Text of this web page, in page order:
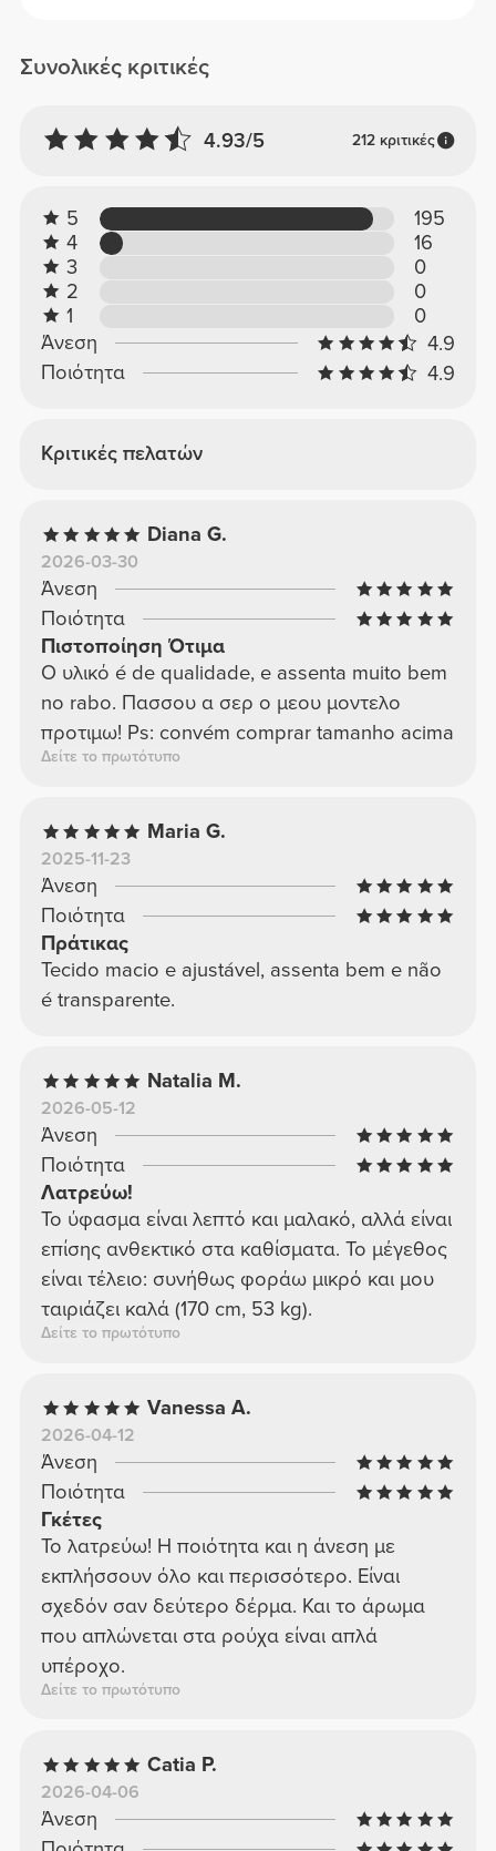
Συνολικές κριτικές
4.93/5 212 κριτικές
5
195
4
16
3
0
2
0
1
0
Άνεση
4.9
Ποιότητα
4.9
Κριτικές πελατών
Diana G.
2026-03-30
Άνεση
Ποιότητα
Πιστοποίηση Ότιμα
O υλικό é de qualidade, e assenta muito bem
no rabo. Πασσου α σερ ο μεου μοντελο
προτιμω! Ps: convém comprar tamanho acima
Δείτε το πρωτότυπο
Maria G.
2025-11-23
Άνεση
Ποιότητα
Πράτικας
Tecido macio e ajustável, assenta bem e não
é transparente.
Natalia M.
2026-05-12
Άνεση
Ποιότητα
Λατρεύω!
Το ύφασμα είναι λεπτό και μαλακό, αλλά είναι
επίσης ανθεκτικό στα καθίσματα. Το μέγεθος
είναι τέλειο: συνήθως φοράω μικρό και μου
ταιριάζει καλά (170 cm, 53 kg).
Δείτε το πρωτότυπο
Vanessa A.
2026-04-12
Άνεση
Ποιότητα
Γκέτες
Το λατρεύω! Η ποιότητα και η άνεση με
εκπλήσσουν όλο και περισσότερο. Είναι
σχεδόν σαν δεύτερο δέρμα. Και το άρωμα
που απλώνεται στα ρούχα είναι απλά
υπέροχο.
Δείτε το πρωτότυπο
Catia P.
2026-04-06
Άνεση